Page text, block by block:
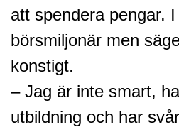
att spendera pengar.
börsmiljonär men
konstigt.
– Jag är inte smart,
utbildning och har